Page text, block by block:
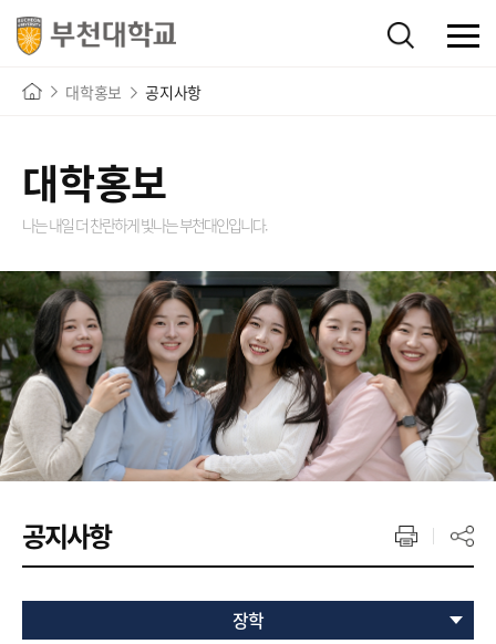
대학홍보 공지사항
대학홍보
나는 내일 더 찬란하게 빛나는부천대인입니다.
공지사항
장학